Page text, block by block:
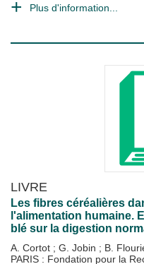
Plus d'information...
LIVRE
Les fibres céréalières
l'alimentation humaine.
blé sur la digestion
A. Cortot ; G. Jobin ; B.
PARIS : Fondation pour la